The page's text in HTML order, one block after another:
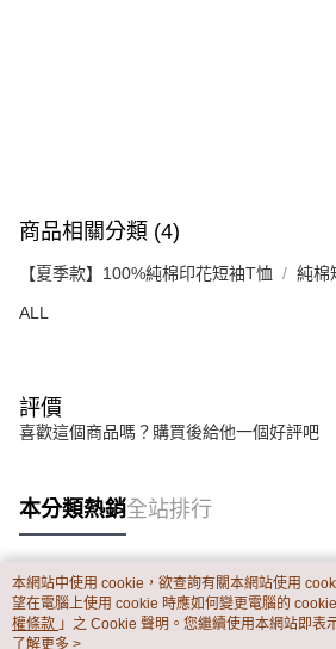
商品相關分類 (4)
【夏季款】100%純棉印花短袖T恤 純棉
ALL
評價
喜歡這個商品嗎？購買後給他一個好評吧
本分類熱銷全站排行
熱門標籤
本網站中使用 cookie，欲查詢有關本網站使用
望在電腦上使用 cookie 時應如何變更電腦的
權條款 」之 Cookie 聲明。您繼續使用本網站即表
用條款之 Cookie 聲明使用 cookie。
了解更多 >